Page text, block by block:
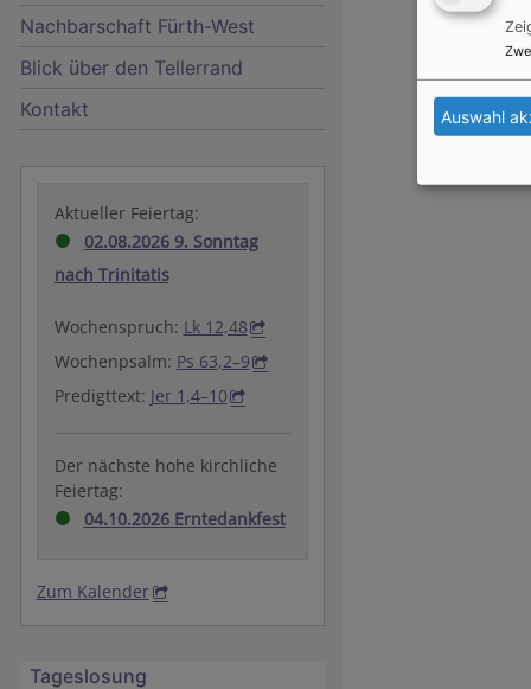
Nachbarschaft Fürth-West
Blick über den Tellerrand
Kontakt
Aktueller Feiertag:
02.08.2026 9. Sonntag
nach Trinitatis
Wochenspruch: Lk 12,48
Wochenpsalm: Ps 63,2–9
Predigttext: Jer 1,4–10
Der nächste hohe kirchliche
Feiertag:
04.10.2026 Erntedankfest
Zum Kalender
Tageslosung
Auswahl